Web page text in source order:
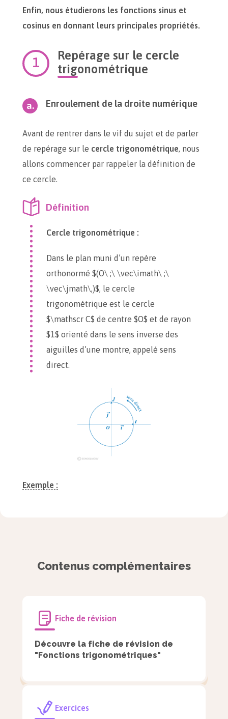
Enfin, nous étudierons les fonctions sinus et
cosinus en donnant leurs principales propriétés.
Repérage sur le cercle
trigonométrique
Enroulement de la droite numérique
Avant de rentrer dans le vif du sujet et de parler
de repérage sur le cercle trigonométrique, nous
allons commencer par rappeler la définition de
ce cercle.
Définition
Cercle trigonométrique :
Dans le plan muni d’un repère
orthonormé $(O\ ;\ \vec\imath\ ;\
\vec\jmath\,)$, le cercle
trigonométrique est le cercle
$\mathscr C$ de centre $O$ et de rayon
$1$ orienté dans le sens inverse des
aiguilles d’une montre, appelé sens
direct.
Exemple :
Dans un repère orthonormé $(O\ ;\ \vec\imath\ ;\
trigonométrique et $d$ la droite numérique
Contenus complémentaires
Fiche de révision
Découvre la fiche de révision de
"Fonctions trigonométriques"
Exercices